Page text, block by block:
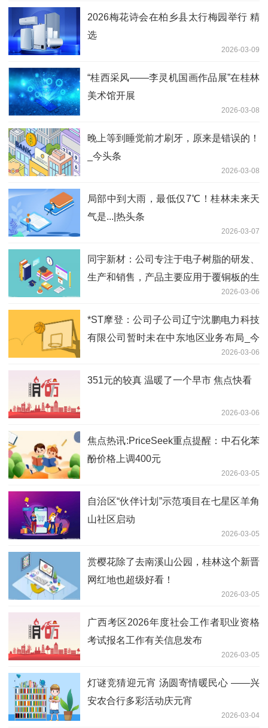
2026梅花诗会在柏乡县太行梅园举行 精
选
2026-03-09
“桂西采风——李灵机国画作品展”在桂林
美术馆开展
2026-03-08
晚上等到睡觉前才刷牙，原来是错误的！
_今头条
2026-03-08
局部中到大雨，最低仅7℃！桂林未来天
气是...|热头条
2026-03-07
同宇新材：公司专注于电子树脂的研发、
生产和销售，产品主要应用于覆铜板的生
2026-03-06
*ST摩登：公司子公司辽宁沈鹏电力科技
有限公司暂时未在中东地区业务布局_今
2026-03-06
351元的较真 温暖了一个早市 焦点快看
2026-03-06
焦点热讯:PriceSeek重点提醒：中石化苯
酚价格上调400元
2026-03-05
自治区“伙伴计划”示范项目在七星区羊角
山社区启动
2026-03-05
赏樱花除了去南溪山公园，桂林这个新晋
网红地也超级好看！
2026-03-05
广西考区2026年度社会工作者职业资格
考试报名工作有关信息发布
2026-03-05
灯谜竞猜迎元宵 汤圆寄情暖民心 ——兴
安农合行多彩活动庆元宵
2026-03-04